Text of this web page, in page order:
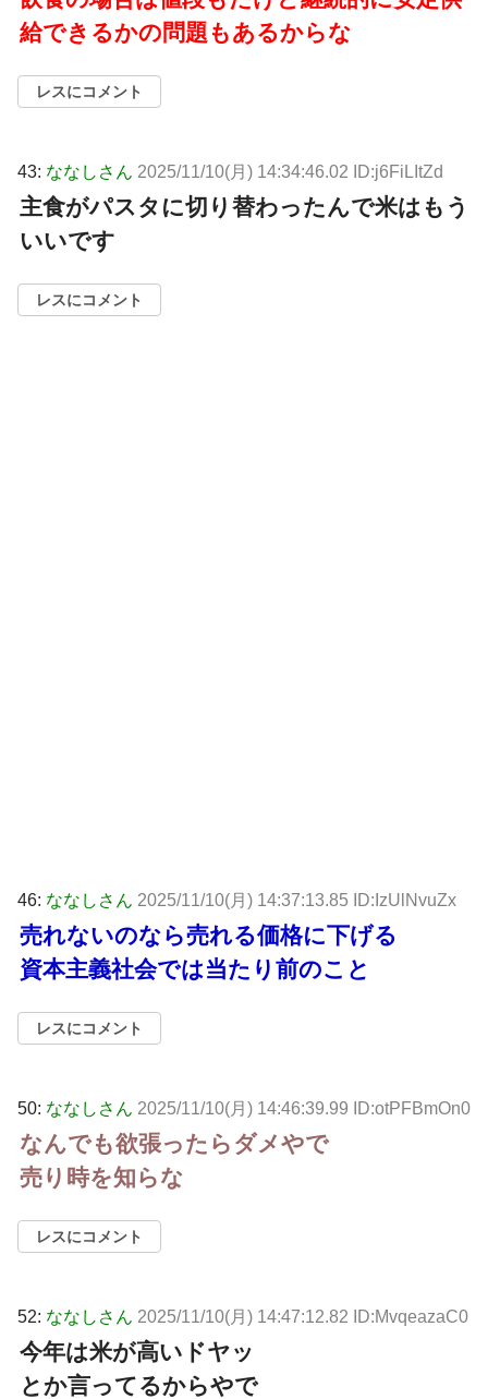
給できるかの問題もあるからな
レスにコメント
43: ななしさん 2025/11/10(月) 14:34:46.02 ID:j6FiLItZd
主食がパスタに切り替わったんで米はもう
いいです
レスにコメント
46: ななしさん 2025/11/10(月) 14:37:13.85 ID:IzUlNvuZx
売れないのなら売れる価格に下げる
資本主義社会では当たり前のこと
レスにコメント
50: ななしさん 2025/11/10(月) 14:46:39.99 ID:otPFBmOn0
なんでも欲張ったらダメやで
売り時を知らな
レスにコメント
52: ななしさん 2025/11/10(月) 14:47:12.82 ID:MvqeazaC0
今年は米が高いドヤッ
とか言ってるからやで